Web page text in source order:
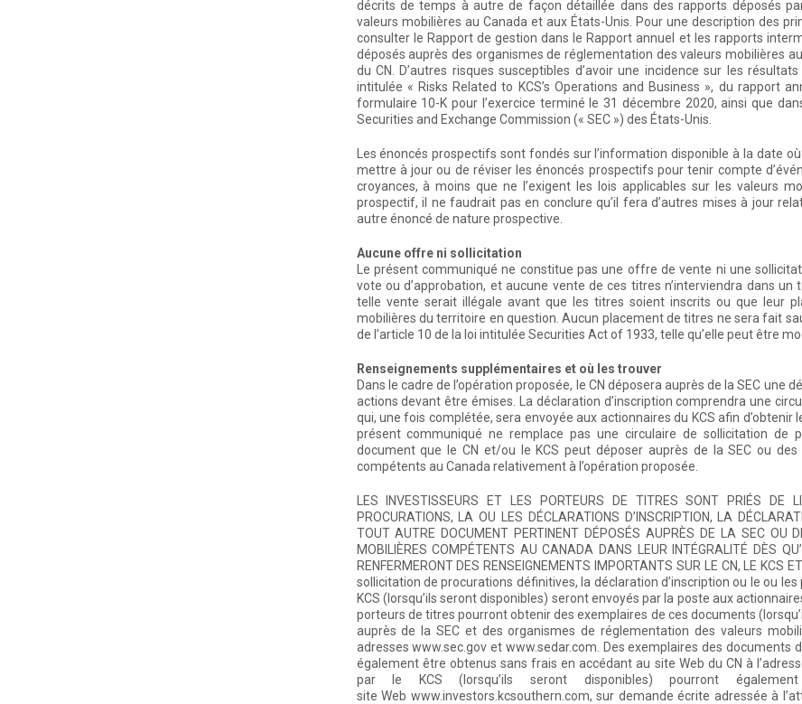
décrits de temps à autre de façon détaillée dans des rapports déposés
valeurs mobilières au Canada et aux États-Unis. Pour une description des
consulter le Rapport de gestion dans le Rapport annuel et les rapports
déposés auprès des organismes de réglementation des valeurs mobilières
du CN. D’autres risques susceptibles d’avoir une incidence sur les
intitulée « Risks Related to KCS’s Operations and Business », du rapport
formulaire 10-K pour l’exercice terminé le 31 décembre 2020, ainsi que
Securities and Exchange Commission (« SEC ») des États-Unis.
Les énoncés prospectifs sont fondés sur l’information disponible à la date
mettre à jour ou de réviser les énoncés prospectifs pour tenir compte
croyances, à moins que ne l’exigent les lois applicables sur les valeurs
prospectif, il ne faudrait pas en conclure qu’il fera d’autres mises à jour
autre énoncé de nature prospective.
Aucune offre ni sollicitation
Le présent communiqué ne constitue pas une offre de vente ni une
vote ou d’approbation, et aucune vente de ces titres n’interviendra dans
telle vente serait illégale avant que les titres soient inscrits ou que leur
mobilières du territoire en question. Aucun placement de titres ne sera fait
de l’article 10 de la loi intitulée Securities Act of 1933, telle qu’elle peut être
Renseignements supplémentaires et où les trouver
Dans le cadre de l’opération proposée, le CN déposera auprès de la SEC une
actions devant être émises. La déclaration d’inscription comprendra une
qui, une fois complétée, sera envoyée aux actionnaires du KCS afin
présent communiqué ne remplace pas une circulaire de sollicitation de
document que le CN et/ou le KCS peut déposer auprès de la SEC ou
compétents au Canada relativement à l’opération proposée.
LES INVESTISSEURS ET LES PORTEURS DE TITRES SONT PRIÉS DE
PROCURATIONS, LA OU LES DÉCLARATIONS D’INSCRIPTION, LA
TOUT AUTRE DOCUMENT PERTINENT DÉPOSÉS AUPRÈS DE LA SEC OU
MOBILIÈRES COMPÉTENTS AU CANADA DANS LEUR INTÉGRALITÉ DÈS
RENFERMERONT DES RENSEIGNEMENTS IMPORTANTS SUR LE CN, LE
sollicitation de procurations définitives, la déclaration d’inscription ou le ou
KCS (lorsqu’ils seront disponibles) seront envoyés par la poste aux
porteurs de titres pourront obtenir des exemplaires de ces documents
auprès de la SEC et des organismes de réglementation des valeurs
adresses www.sec.gov et www.sedar.com. Des exemplaires des documents
également être obtenus sans frais en accédant au site Web du CN à
par le KCS (lorsqu’ils seront disponibles) pourront
site Web www.investors.kcsouthern.com, sur demande écrite adressée à